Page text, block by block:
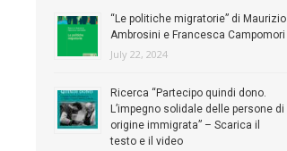
“Le politiche migratorie” di Maurizio
Ambrosini e Francesca Campomori
July 22, 2024
Ricerca “Partecipo quindi dono.
L’impegno solidale delle persone di
origine immigrata” – Scarica il
testo e il video